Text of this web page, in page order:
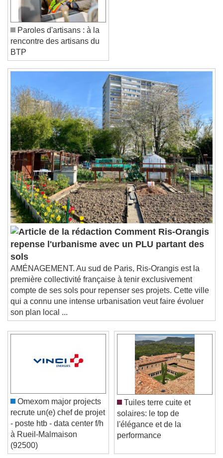
Close Modal Dialog
End of dialog window.
Paroles d'artisans : à la
rencontre des artisans du
BTP
Comment Ris-Orangis
repense l'urbanisme avec un PLU partant des
sols
AMÉNAGEMENT. Au sud de Paris, Ris-Orangis est la
première collectivité française à tenir exclusivement
compte de ses sols pour repenser ses projets. Cette ville
qui a connu une intense urbanisation veut faire évoluer
son plan local ...
Omexom major projects
recrute un(e) chef de projet
- poste htb - data center f/h
à Rueil-Malmaison
(92500)
Tuiles terre cuite et
solaires: le top de
l'élégance et de la